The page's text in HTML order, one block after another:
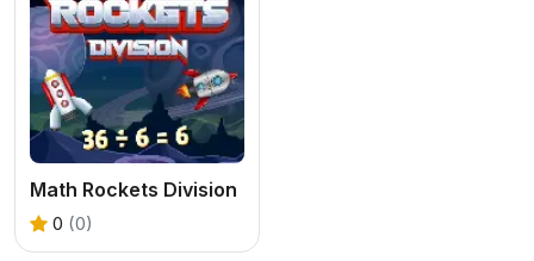
Math Rockets Division
0 (0)